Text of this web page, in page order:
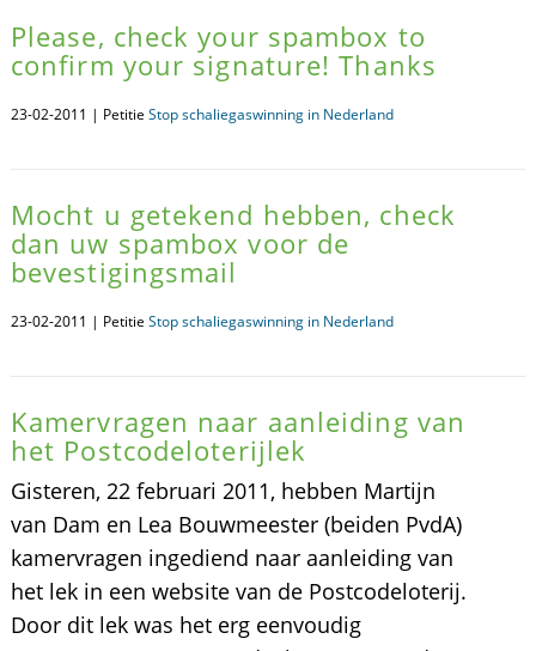
Please, check your spambox to
confirm your signature! Thanks
23-02-2011 | Petitie Stop schaliegaswinning in Nederland
Mocht u getekend hebben, check
dan uw spambox voor de
bevestigingsmail
23-02-2011 | Petitie Stop schaliegaswinning in Nederland
Kamervragen naar aanleiding van
het Postcodeloterijlek
Gisteren, 22 februari 2011, hebben Martijn
van Dam en Lea Bouwmeester (beiden PvdA)
kamervragen ingediend naar aanleiding van
het lek in een website van de Postcodeloterij.
Door dit lek was het erg eenvoudig